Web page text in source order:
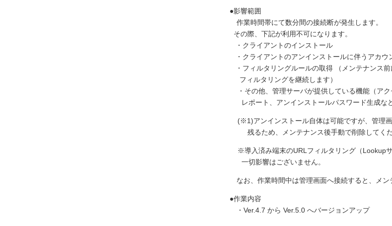
●影響範囲
作業時間帯にて数分間の接続断が発生します。
その際、下記が利用不可になります。
・クライアントのインストール
・クライアントのアンインストールに伴うアカ
・フィルタリングルールの取得 （メンテナンス
フィルタリングを継続します）
・その他、管理サーバが提供している機能（アク
レポート、アンインストールパスワード生成など
(※1)アンインストール自体は可能ですが、管理
残るため、メンテナンス後手動で削除してくだ
※導入済み端末のURLフィルタリング（Lookup
一切影響はございません。
なお、作業時間中は管理画面へ接続すると、メン
●作業内容
・Ver.4.7 から Ver.5.0 へバージョンアップ